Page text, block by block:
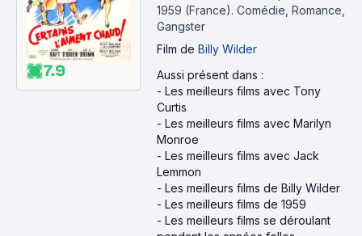
7.9
1959 (France). Comédie, Romance,
Gangster
Film de Billy Wilder
Aussi présent dans :
- Les meilleurs films avec Tony
Curtis
- Les meilleurs films avec Marilyn
Monroe
- Les meilleurs films avec Jack
Lemmon
- Les meilleurs films de Billy Wilder
- Les meilleurs films de 1959
- Les meilleurs films se déroulant